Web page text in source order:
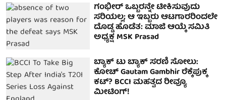
ಗಂಭೀರ್ ಒಬ್ಬರನ್ನೇ ಟೀಕಿಸುವುದು
ಸರಿಯಲ್ಲ; ಆ ಇಬ್ಬರು ಆಟಗಾರರಿಂದಲೇ
ದೊಡ್ಡ ಹೊಡೆತ: ಮಾಜಿ ಆಯ್ಕೆ ಸಮಿತಿ
ಅಧ್ಯಕ್ಷ MSK Prasad
ಬ್ಯಾಕ್ ಟು ಬ್ಯಾಕ್ ಸರಣಿ ಸೋಲು:
ಕೋಚ್ Gautam Gambhir ರೆಕ್ಕೆಪುಕ್ಕ
ಕಟ್? BCCI ಮಹತ್ವದ ರೀವ್ಯೂ
ಮೀಟಿಂಗ್!